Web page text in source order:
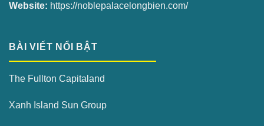
Website: https://noblepalacelongbien.com/
BÀI VIẾT NỔI BẬT
The Fullton Capitaland
Xanh Island Sun Group